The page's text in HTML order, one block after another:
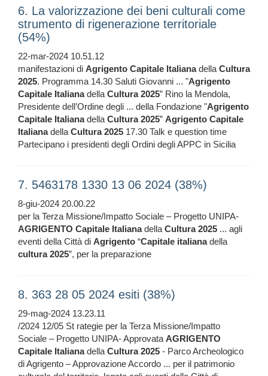
6. La valorizzazione dei beni culturali come
strumento di rigenerazione territoriale
(54%)
22-mar-2024 10.51.12
manifestazioni di Agrigento Capitale ItalianadellaCultura
2025. Programma 14.30 Saluti Giovanni ... "Agrigento
Capitale ItalianadellaCultura 2025” Rino la Mendola,
Presidente dell’Ordine degli ... della Fondazione "Agrigento
Capitale ItalianadellaCultura 2025” Agrigento Capitale
ItalianadellaCultura 2025 17.30 Talk e question time
Partecipano i presidenti degli Ordini degli APPC in Sicilia
7. 5463178 1330 13 06 2024 (38%)
8-giu-2024 20.00.22
per la Terza Missione/Impatto Sociale – Progetto UNIPA-
AGRIGENTO Capitale ItalianadellaCultura 2025 ... agli
eventi della Città di Agrigento “Capitale italianadella
cultura 2025”, per la preparazione
8. 363 28 05 2024 esiti (38%)
29-mag-2024 13.23.11
/2024 12/05 St rategie per la Terza Missione/Impatto
Sociale – Progetto UNIPA- ApprovataAGRIGENTO
Capitale ItalianadellaCultura 2025 - Parco Archeologico
di Agrigento – Approvazione Accordo ... per il patrimonio